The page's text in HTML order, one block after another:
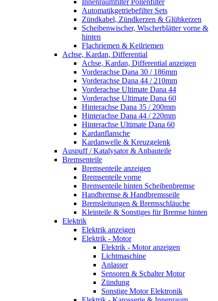
Automatikgetriebefilter Sets
Zündkabel, Zündkerzen & Glühkerzen
Scheibenwischer, Wischerblätter vorne &
hinten
Flachriemen & Keilriemen
Achse, Kardan, Differential
Achse, Kardan, Differential anzeigen
Vorderachse Dana 30 / 186mm
Vorderachse Dana 44 / 210mm
Vorderachse Ultimate Dana 44
Vorderachse Ultimate Dana 60
Hinterachse Dana 35 / 200mm
Hinterachse Dana 44 / 220mm
Hinterachse Ultimate Dana 60
Kardanflansche
Kardanwelle & Kreuzgelenk
Auspuff / Katalysator & Anbauteile
Bremsenteile
Bremsenteile anzeigen
Bremsenteile vorne
Bremsenteile hinten Scheibenbremse
Handbremse & Handbremsseile
Bremsleitungen & Bremsschläuche
Kleinteile & Sonstiges für Bremse hinten
Elektrik
Elektrik anzeigen
Elektrik - Motor
Elektrik - Motor anzeigen
Lichtmaschine
Anlasser
Sensoren & Schalter Motor
Zündung
Sonstige Motor Elektronik